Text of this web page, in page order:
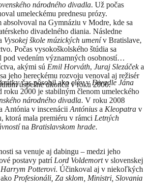
národného divadla. Už počas
umeleckému prednesu prózy.
absolvoval na Gymnáziu v Modre, kde sa
divadelného diania. Následne
Vysokej škole múzických umenív Bratislave,
Počas vysokoškolského štúdia sa
vedením významných osobností
akými sú Emil Horváth, Juraj Slezáčeka
jeho hereckému rozvoju venoval aj režisér
úspešne ukončil v roku 2000.
čas pôsobil ako elév v Divadle Jána
roku 2000 je stabilným členom umeleckého
národného divadla. V roku 2008
Antónia v inscenácii Antónius a Kleopatra v
ktorá mala premiéru v rámci Letných
na Bratislavskom hrade.
sa venuje aj dabingu – medzi jeho
postavy patrí Lord Voldemortv slovenskej
Harrym Potterovi. Účinkoval aj v niekoľkých
Profesionáli, Za sklom, Ministri, Slovania